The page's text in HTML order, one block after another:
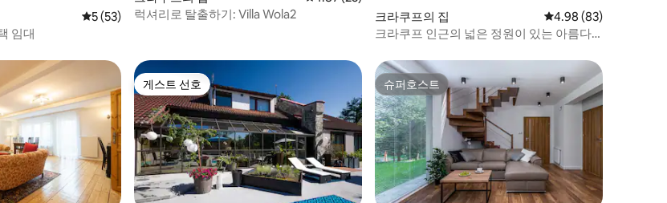
평점 5점(5점 만점), 후기 53개
5 (53)
임대
럭셔리로 탈출하기: Villa Wola2
크라쿠프의 집 평점 4.98점(5점 만점),
4.98 (83)
크라쿠프 인근의 넓은 정원이 있는 아름다
게스트 선호
게스트 선호 슈퍼호스트
슈퍼호스트